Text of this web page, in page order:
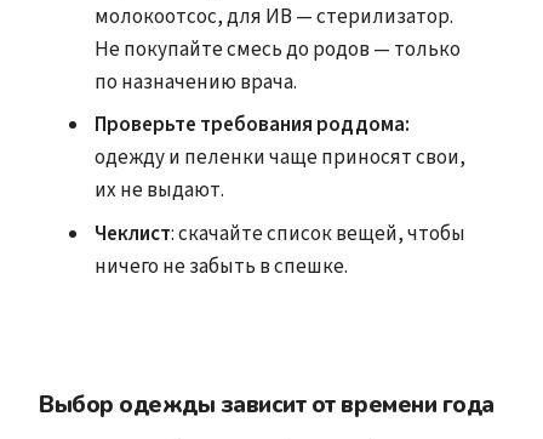
молокоотсос, для ИВ — стерилизатор.
Не покупайте смесь до родов — только
по назначению врача.
Проверьте требования роддома:
одежду и пеленки чаще приносят свои,
их не выдают.
Чеклист: скачайте список вещей, чтобы
ничего не забыть в спешке.
Выбор одежды зависит от времени года